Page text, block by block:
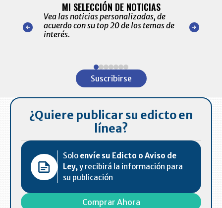
nuestro
para
MI SELECCIÓN DE NOTICIAS
Vea las noticias personalizadas, de
acuerdo con su top 20 de los temas de
interés.
de las
Suscribirse
¿Quiere publicar su edicto en
línea?
Solo envíe su Edicto o Aviso de
Ley,y recibirá la información para
su publicación
Comprar Ahora